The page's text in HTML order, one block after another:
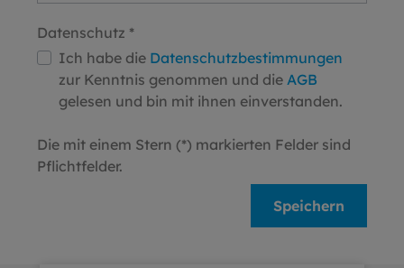
Datenschutz *
Ich habe die Datenschutzbestimmungen
zur Kenntnis genommen und die AGB
gelesen und bin mit ihnen einverstanden.
Die mit einem Stern (*) markierten Felder sind
Pflichtfelder.
Speichern